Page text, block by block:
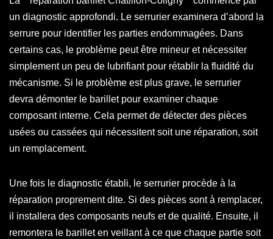
un diagnostic approfondi. Le serrurier examinera d’abord la
serrure pour identifier les parties endommagées. Dans
certains cas, le problème peut être mineur et nécessiter
simplement un peu de lubrifiant pour rétablir la fluidité du
mécanisme. Si le problème est plus grave, le serrurier
devra démonter le barillet pour examiner chaque
composant interne. Cela permet de détecter des pièces
usées ou cassées qui nécessitent soit une réparation, soit
un remplacement.
Une fois le diagnostic établi, le serrurier procède à la
réparation proprement dite. Si des pièces sont à remplacer,
il installera des composants neufs et de qualité. Ensuite, il
remontera le barillet en veillant à ce que chaque partie soit